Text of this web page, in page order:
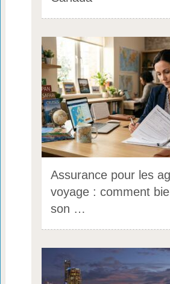
Assurance pour les
voyage : comment
son …